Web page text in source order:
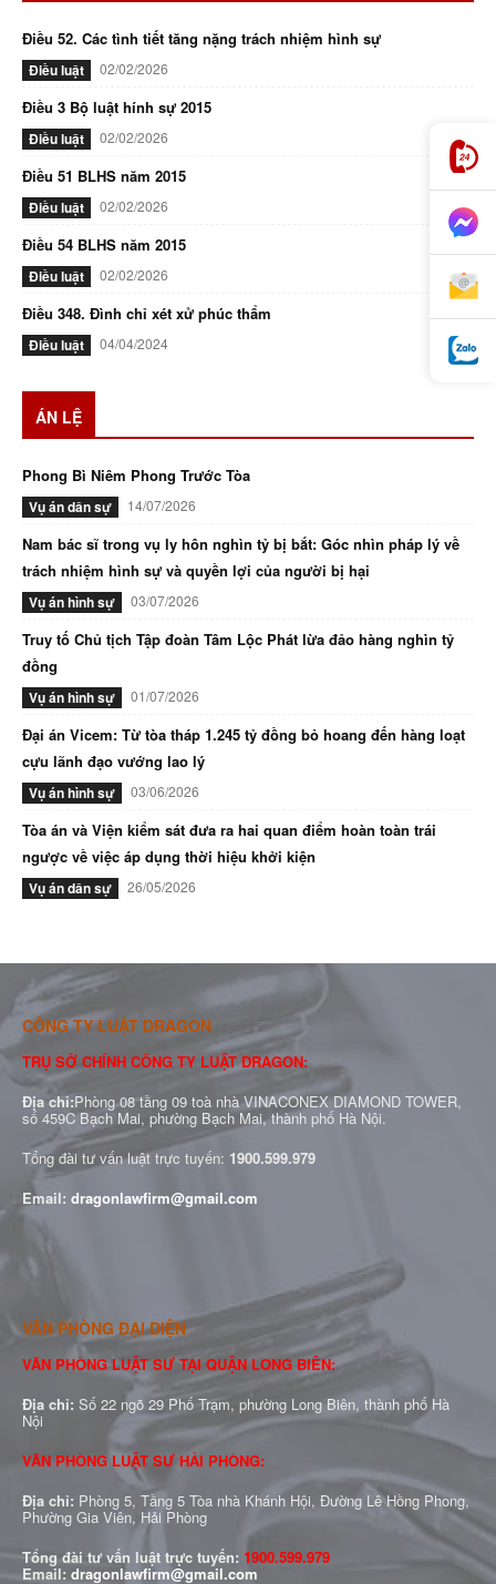
Điều 52. Các tình tiết tăng nặng trách nhiệm hình sự
Điều luật 02/02/2026
Điều 3 Bộ luật hính sự 2015
Điều luật 02/02/2026
Điều 51 BLHS năm 2015
Điều luật 02/02/2026
Điều 54 BLHS năm 2015
Điều luật 02/02/2026
Điều 348. Đình chỉ xét xử phúc thẩm
Điều luật 04/04/2024
ÁN LỆ
Phong Bì Niêm Phong Trước Tòa
Vụ án dân sự 14/07/2026
Nam bác sĩ trong vụ ly hôn nghìn tỷ bị bắt: Góc nhìn pháp lý về
trách nhiệm hình sự và quyền lợi của người bị hại
Vụ án hình sự 03/07/2026
Truy tố Chủ tịch Tập đoàn Tâm Lộc Phát lừa đảo hàng nghìn tỷ
đồng
Vụ án hình sự 01/07/2026
Đại án Vicem: Từ tòa tháp 1.245 tỷ đồng bỏ hoang đến hàng loạt
cựu lãnh đạo vướng lao lý
Vụ án hình sự 03/06/2026
Tòa án và Viện kiểm sát đưa ra hai quan điểm hoàn toàn trái
ngược về việc áp dụng thời hiệu khởi kiện
Vụ án dân sự 26/05/2026
CÔNG TY LUẬT DRAGON
TRỤ SỞ CHÍNH CÔNG TY LUẬT DRAGON:
Địa chỉ:Phòng 08 tầng 09 toà nhà VINACONEX DIAMOND TOWER,
số 459C Bạch Mai, phường Bạch Mai, thành phố Hà Nội.
Tổng đài tư vấn luật trực tuyến: 1900.599.979
Email: dragonlawfirm@gmail.com
VĂN PHÒNG ĐẠI DIỆN
VĂN PHÒNG LUẬT SƯ TẠI QUẬN LONG BIÊN:
Địa chỉ: Số 22 ngõ 29 Phố Trạm, phường Long Biên, thành phố Hà
Nội
VĂN PHÒNG LUẬT SƯ HẢI PHÒNG:
Địa chỉ: Phòng 5, Tầng 5 Tòa nhà Khánh Hội, Đường Lê Hồng Phong,
Phường Gia Viên, Hải Phòng
Tổng đài tư vấn luật trực tuyến: 1900.599.979
Email: dragonlawfirm@gmail.com